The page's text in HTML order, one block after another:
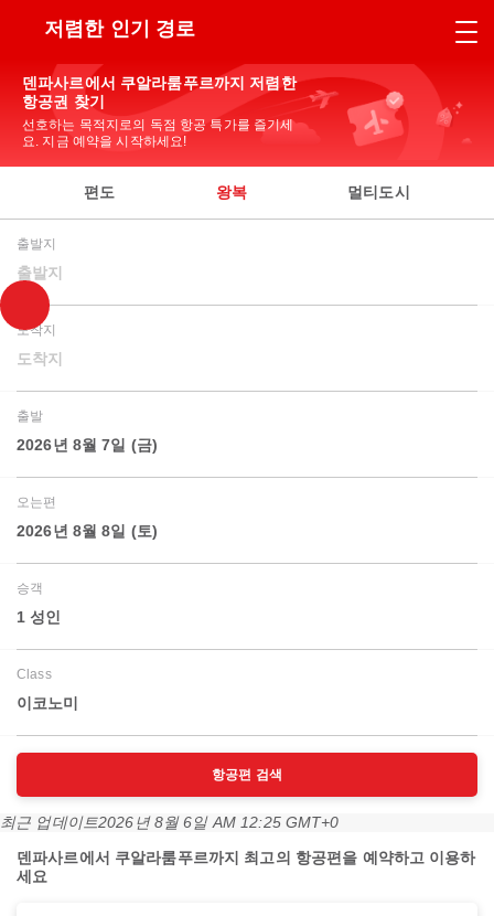
저렴한 인기 경로
덴파사르에서 쿠알라룸푸르까지 저렴한
항공권 찾기
선호하는 목적지로의 독점 항공 특가를 즐기세
요. 지금 예약을 시작하세요!
편도 왕복 멀티도시
출발지
출발지
도착지
도착지
출발
2026년 8월 7일 (금)
오는편
2026년 8월 8일 (토)
승객
1 성인
Class
이코노미
항공편 검색
최근 업데이트2026년 8월 6일 AM 12:25 GMT+0
덴파사르에서 쿠알라룸푸르까지 최고의 항공편을 예약하고 이용하
세요